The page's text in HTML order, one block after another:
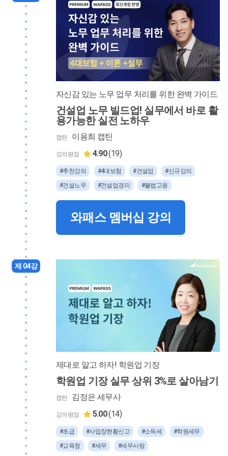
자신감 있는 노무 업무 처리를 위한 완벽 가이드
건설업 노무 빌드업! 실무에서 바로 활
용가능한 실전 노하우
캡틴 이용희 캡틴
강의평점 4.90(19)
#추천강의 #4대보험 #건설업
#신규강의
#건설노무
#건설업경리 #불법고용
와패스 멤버십 강의
제 04강
제대로 알고 하자! 학원업 기장
학원업 기장 실무 상위 3%로 살아남기
캡틴 김정은 세무사
강의평점 5.00(14)
#초급 #사업장현황신고 #소득세
#학원세무
#교육청
#세무 #세무사랑